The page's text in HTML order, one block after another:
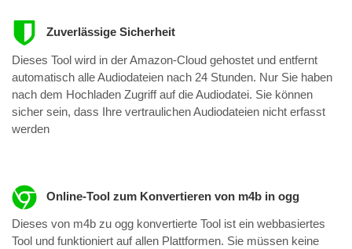
Zuverlässige Sicherheit
Dieses Tool wird in der Amazon-Cloud gehostet und entfernt
automatisch alle Audiodateien nach 24 Stunden. Nur Sie haben
nach dem Hochladen Zugriff auf die Audiodatei. Sie können
sicher sein, dass Ihre vertraulichen Audiodateien nicht erfasst
werden
Online-Tool zum Konvertieren von m4b in ogg
Dieses von m4b zu ogg konvertierte Tool ist ein webbasiertes
Tool und funktioniert auf allen Plattformen. Sie müssen keine